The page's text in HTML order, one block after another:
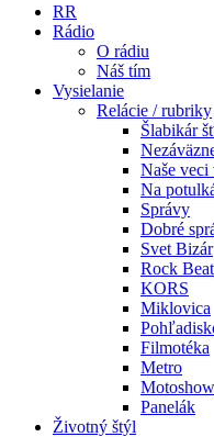
RR
Rádio
O rádiu
Náš tím
Vysielanie
Relácie / rubriky
Šlabikár
Naše veci
Na
Správy
Dobré
Svet Bizár
Rock Beat
KORS
Miklovica
Filmotéka
Metro
Motoshow
Panelák
Životný štýl